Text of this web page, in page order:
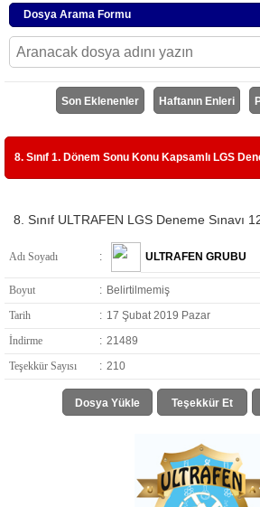
Dosya Arama Formu
Son Eklenenler Haftanın Enleri
8. Sınıf 1. Dönem Sonu Konu Kapsamlı LGS
8. Sınıf ULTRAFEN LGS Deneme Sınavı
Adı Soyadı : ULTRAFEN GRUBU
Boyut : Belirtilmemiş
Tarih
: 17 Şubat 2019 Pazar
İndirme
: 21489
Teşekkür Sayısı
: 210
Dosya Yükle Teşekkür Et